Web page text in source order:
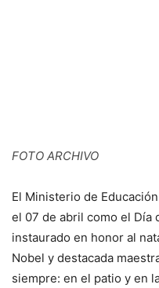
FOTO ARCHIVO
El Ministerio de
el 07 de abril como el Día
instaurado en honor al
Nobel y destacada
siempre: en el patio y en